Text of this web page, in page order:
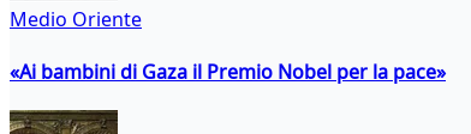
Medio Oriente
«Ai bambini di Gaza il Premio Nobel per la pace»